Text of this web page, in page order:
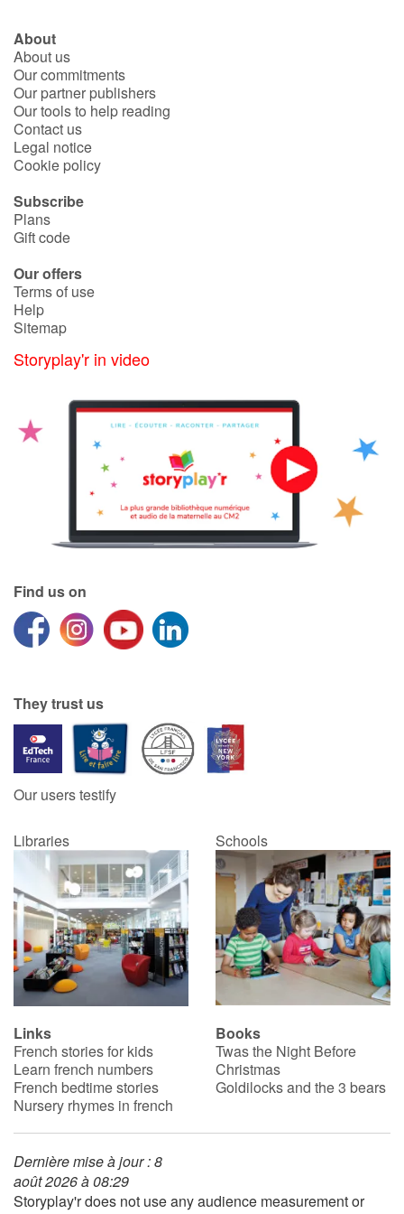
About
About us
Our commitments
Our partner publishers
Our tools to help reading
Contact us
Legal notice
Cookie policy
Subscribe
Plans
Gift code
Our offers
Terms of use
Help
Sitemap
Storyplay'r in video
Find us on
They trust us
Our users testify
Libraries Schools
Links
French stories for kids
Learn french numbers
French bedtime stories
Nursery rhymes in french
Books
Twas the Night Before
Christmas
Goldilocks and the 3 bears
Dernière mise à jour : 8
août 2026 à 08:29
Storyplay'r does not use any audience measurement or